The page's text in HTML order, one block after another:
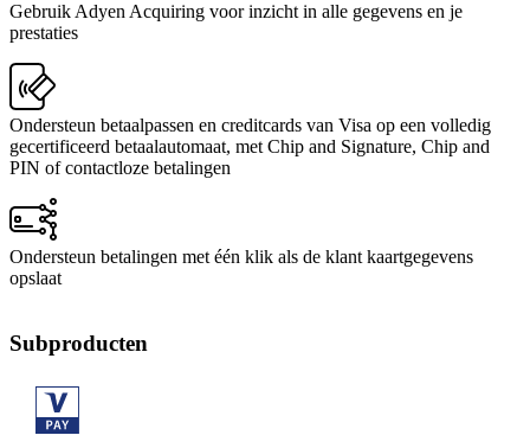
Gebruik Adyen Acquiring voor inzicht in alle gegevens en je
prestaties
Ondersteun betaalpassen en creditcards van Visa op een volledig
gecertificeerd betaalautomaat, met Chip and Signature, Chip and
PIN of contactloze betalingen
Ondersteun betalingen met één klik als de klant kaartgegevens
opslaat
Subproducten